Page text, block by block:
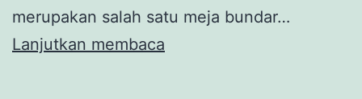
merupakan salah satu meja bundar…
Lanjutkan membaca